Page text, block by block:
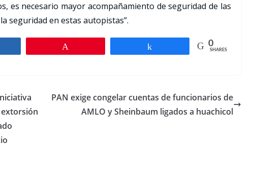
es necesario mayor acompañamiento de seguridad de las
seguridad en estas autopistas”.
0
SHARES
PAN exige congelar cuentas de funcionarios de
AMLO y Sheinbaum ligados a huachicol